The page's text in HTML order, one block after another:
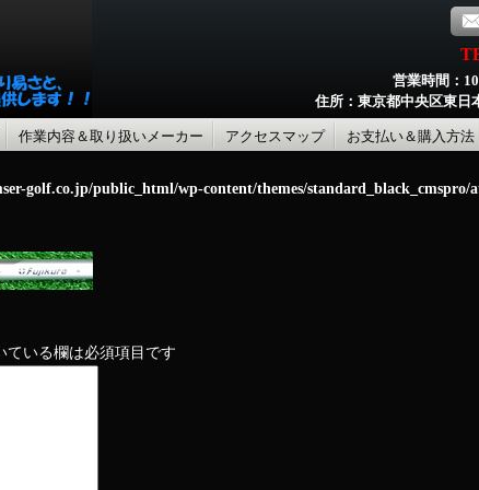
営業時間：
住所：東京都中央区東
作業内容＆取り扱いメーカー アクセスマップ お支払い＆購入方法
golf.co.jp/public_html/wp-content/themes/standard_black_cmspro/
ている欄は必須項目です